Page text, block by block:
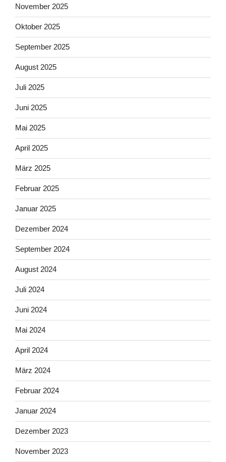
November 2025
Oktober 2025
September 2025
August 2025
Juli 2025
Juni 2025
Mai 2025
April 2025
März 2025
Februar 2025
Januar 2025
Dezember 2024
September 2024
August 2024
Juli 2024
Juni 2024
Mai 2024
April 2024
März 2024
Februar 2024
Januar 2024
Dezember 2023
November 2023